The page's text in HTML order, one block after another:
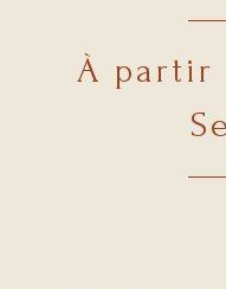
À partir